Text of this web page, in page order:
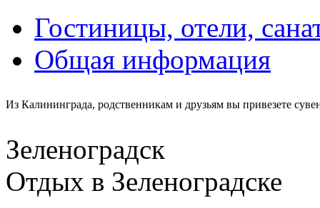
Гостиницы, отели,
Общая информация
Из Калининграда, родственникам и друзьям вы привезете
Зеленоградск
Отдых в Зеленоградске